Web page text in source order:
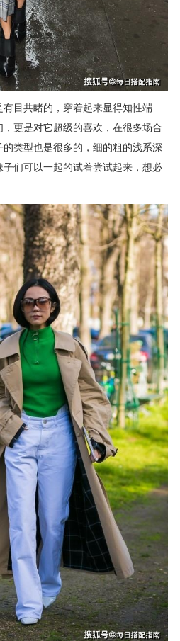
目共睹的，穿着起来显得知性端
更是对它超级的喜欢，在很多场合
类型也是很多的，细的粗的浅系深
们可以一起的试着尝试起来，想必